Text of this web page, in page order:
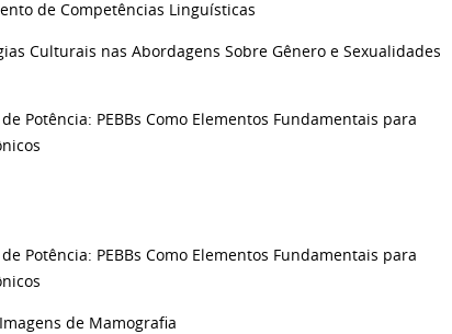
de Competências Linguísticas
Culturais nas Abordagens Sobre Gênero e Sexualidades
Potência: PEBBs Como Elementos Fundamentais para
Potência: PEBBs Como Elementos Fundamentais para
de Mamografia